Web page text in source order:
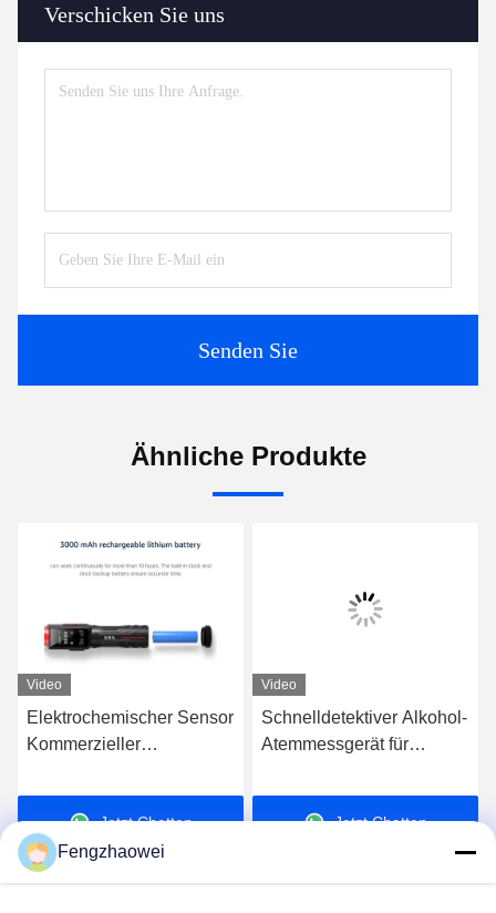
Verschicken Sie uns
Senden Sie
Ähnliche Produkte
Video
Elektrochemischer Sensor
Kommerzieller
Stab-Atemmessgerät
Brennstoffzellensensor
Jetzt Chatten
Video
Schnelldetektiver Alkohol-
Atemmessgerät für
Jetzt Chatten
Fengzhaowei